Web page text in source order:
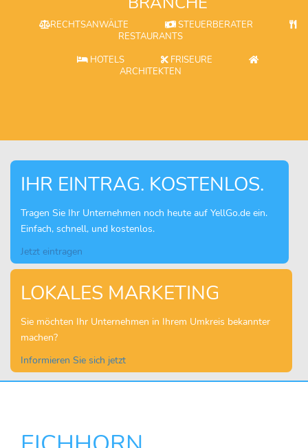
RECHTSANWÄLTE
STEUERBERATER
RESTAURANTS
HOTELS
FRISEURE
ARCHITEKTEN
IHR EINTRAG. KOSTENLOS.
Tragen Sie Ihr Unternehmen noch heute auf YellGo.de ein.
Einfach, schnell, und kostenlos.
Jetzt eintragen
LOKALES MARKETING
Sie möchten Ihr Unternehmen in Ihrem Umkreis bekannter
machen?
Informieren Sie sich jetzt